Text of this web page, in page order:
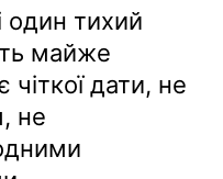
тихий
майже
чіткої дати, не
не